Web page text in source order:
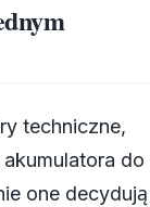
techniczne,
do
one decydują